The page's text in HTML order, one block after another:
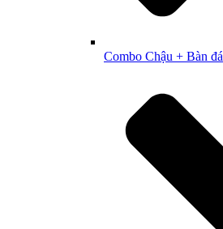
Combo Chậu + Bàn đá